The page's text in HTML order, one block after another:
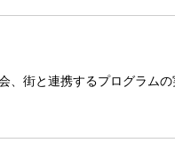
、街と連携するプログラムの